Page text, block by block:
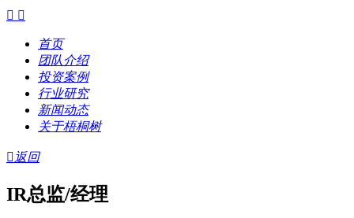
 
首页
团队介绍
投资案例
行业研究
新闻动态
关于梧桐树
 返回
IR总监/经理